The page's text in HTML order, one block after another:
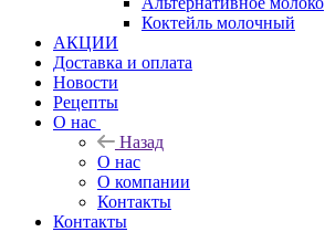
Коктейль молочный
АКЦИИ
Доставка и оплата
Новости
Рецепты
О нас
Назад
О нас
О компании
Контакты
Контакты